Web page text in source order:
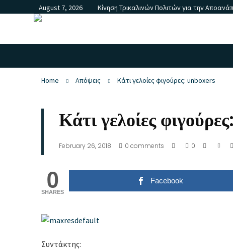
August 7, 2026 Κίνηση Τρικαλινών Πολιτών για την
Home Απόψεις Κάτι γελοίες φιγούρες: unboxers
Κάτι γελοίες
February 26, 2018 0 comments 0
0
SHARES
Facebook
Συντάκτης: